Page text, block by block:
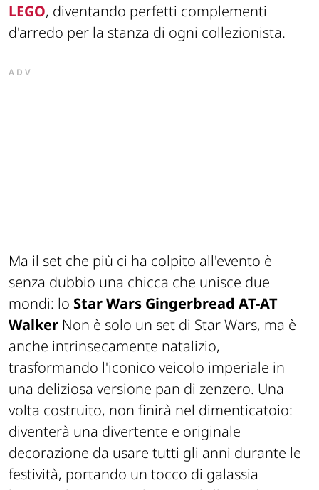
LEGO, diventando perfetti complementi
d'arredo per la stanza di ogni collezionista.
ADV
Ma il set che più ci ha colpito all'evento è
senza dubbio una chicca che unisce due
mondi: lo Star Wars Gingerbread AT-AT
Walker Non è solo un set di Star Wars, ma è
anche intrinsecamente natalizio,
trasformando l'iconico veicolo imperiale in
una deliziosa versione pan di zenzero. Una
volta costruito, non finirà nel dimenticatoio:
diventerà una divertente e originale
decorazione da usare tutti gli anni durante le
festività, portando un tocco di galassia